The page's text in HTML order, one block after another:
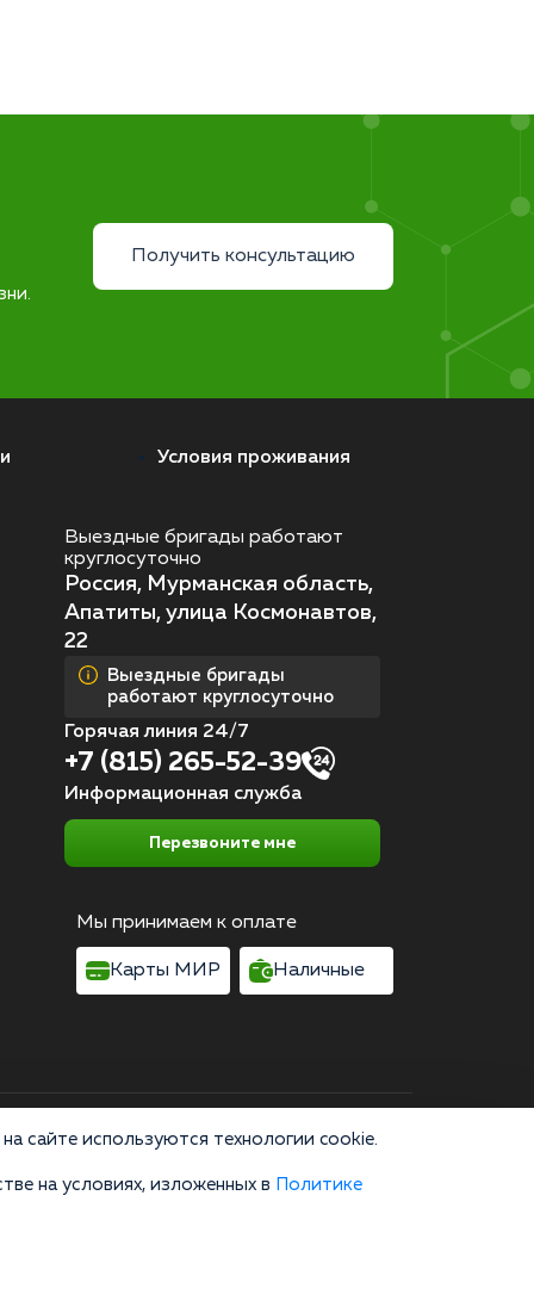
Получить консультацию
Условия проживания
Выездные бригады работают
круглосуточно
Россия, Мурманская область,
Апатиты, улица Космонавтов,
22
Выездные бригады
работают круглосуточно
Горячая линия 24/7
+7 (815) 265-52-39
Информационная служба
Перезвоните мне
Мы принимаем к оплате
Карты МИР Наличные
Согласие на обработку персональных данных
г. Москва, улица 8 Марта, 1с12, подъезд 1
сайте используются технологии cookie.
на условиях, изложенных в Политике